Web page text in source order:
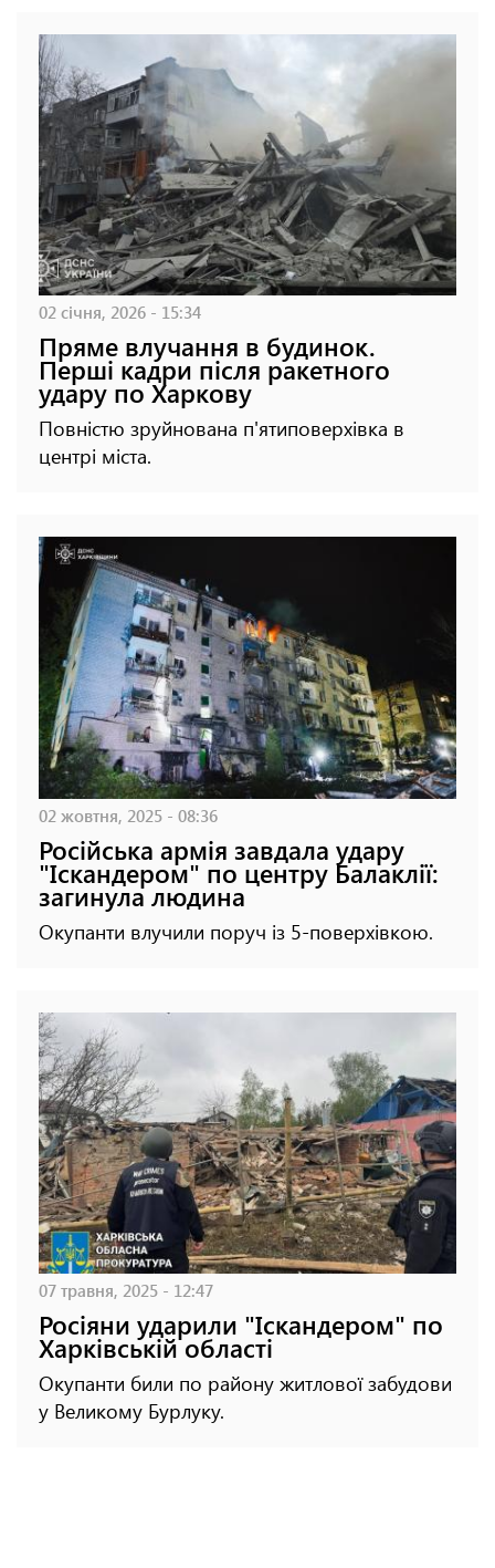
02 січня, 2026 - 15:34
Пряме влучання в будинок.
Перші кадри після ракетного
удару по Харкову
Повністю зруйнована п'ятиповерхівка в
центрі міста.
02 жовтня, 2025 - 08:36
Російська армія завдала удару
"Іскандером" по центру Балаклії:
загинула людина
Окупанти влучили поруч із 5-поверхівкою.
07 травня, 2025 - 12:47
Росіяни ударили "Іскандером" по
Харківській області
Окупанти били по району житлової забудови
у Великому Бурлуку.